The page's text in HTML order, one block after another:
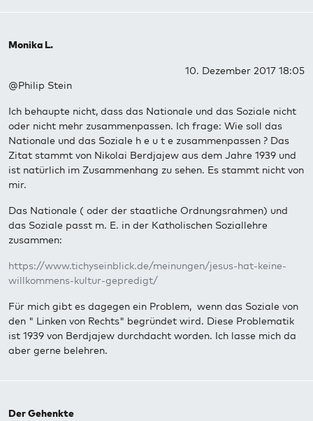
Monika L.
10. Dezember 2017 18:05
@Philip Stein
Ich behaupte nicht, dass das Nationale und das Soziale nicht
oder nicht mehr zusammenpassen. Ich frage: Wie soll das
Nationale und das Soziale h e u t e zusammenpassen ? Das
Zitat stammt von Nikolai Berdjajew aus dem Jahre 1939 und
ist natürlich im Zusammenhang zu sehen. Es stammt nicht von
mir.
Das Nationale ( oder der staatliche Ordnungsrahmen) und
das Soziale passt m. E. in der Katholischen Soziallehre
zusammen:
https://www.tichyseinblick.de/meinungen/jesus-hat-keine-
willkommens-kultur-gepredigt/
Für mich gibt es dagegen ein Problem, wenn das Soziale von
den " Linken von Rechts" begründet wird. Diese Problematik
ist 1939 von Berdjajew durchdacht worden. Ich lasse mich da
aber gerne belehren.
Der Gehenkte